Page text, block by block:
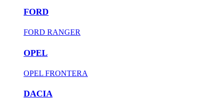
FORD
FORD RANGER
OPEL
OPEL FRONTERA
DACIA